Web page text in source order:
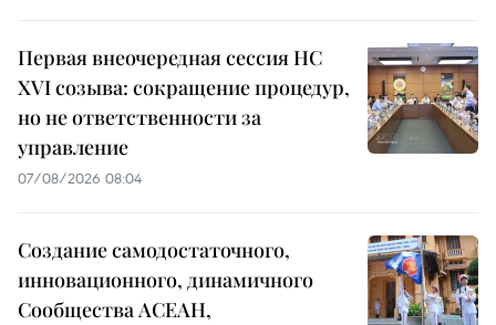
Первая внеочередная сессия НС
XVI созыва: сокращение процедур,
но не ответственности за
управление
07/08/2026 08:04
Создание самодостаточного,
инновационного, динамичного
Сообщества АСЕАН,